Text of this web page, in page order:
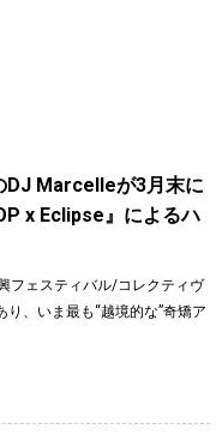
DJ Marcelleが3月末に
x Eclipse』によるハ
フェスティバル/コレクティヴ
、いま最も“越境的な”奇矯ア